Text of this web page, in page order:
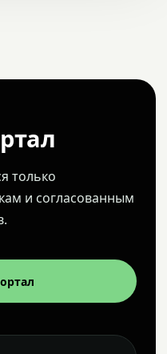
только
и согласованным